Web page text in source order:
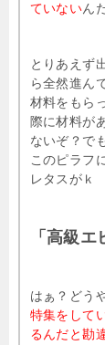
ていないん
とりあえず
ら全然進ん
材料をもら
際に材料が
ないぞ？で
このピラフ
レタスがｋ
「高級
はぁ？どう
特集をして
るんだと勘